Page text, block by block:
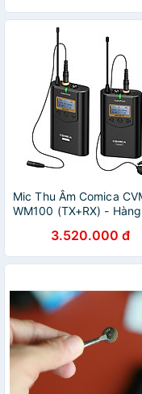
Mic Thu Âm Comica
WM100 (TX+RX) - Hàng
3.520.000 đ